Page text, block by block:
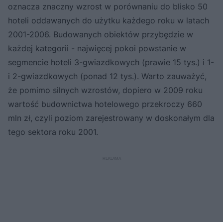
oznacza znaczny wzrost w porównaniu do blisko 50
hoteli oddawanych do użytku każdego roku w latach
2001-2006. Budowanych obiektów przybędzie w
każdej kategorii - najwięcej pokoi powstanie w
segmencie hoteli 3-gwiazdkowych (prawie 15 tys.) i 1-
i 2-gwiazdkowych (ponad 12 tys.). Warto zauważyć,
że pomimo silnych wzrostów, dopiero w 2009 roku
wartość budownictwa hotelowego przekroczy 660
mln zł, czyli poziom zarejestrowany w doskonałym dla
tego sektora roku 2001.